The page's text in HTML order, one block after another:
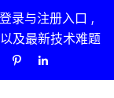
录与注册入口 ,
及最新技术难题